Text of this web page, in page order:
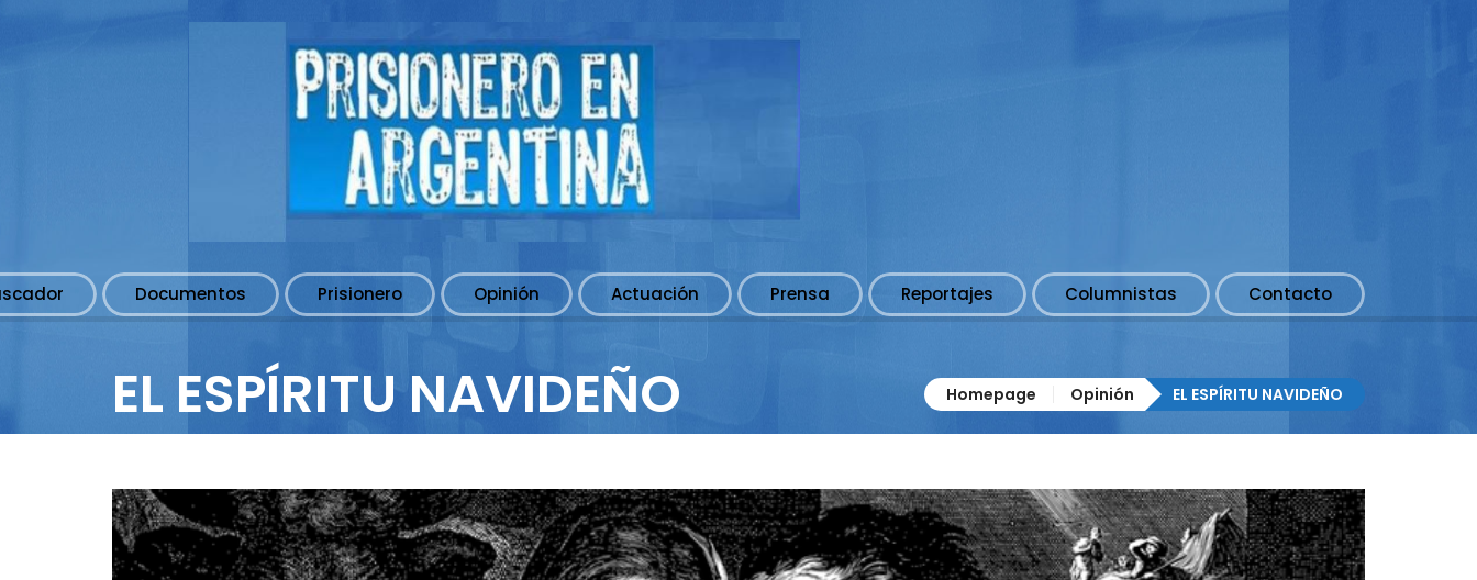
Documentos Prisionero Opinión Actuación Prensa Reportajes Columnistas Contacto
EL ESPÍRITU NAVIDEÑO Homepage Opinión EL ESPÍRITU NAVIDEÑO